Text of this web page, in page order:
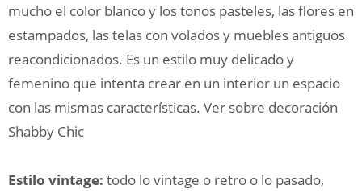
mucho el color blanco y los tonos pasteles, las flores en
estampados, las telas con volados y muebles antiguos
reacondicionados. Es un estilo muy delicado y
femenino que intenta crear en un interior un espacio
con las mismas características. Ver sobre decoración
Shabby Chic
Estilo vintage: todo lo vintage o retro o lo pasado,